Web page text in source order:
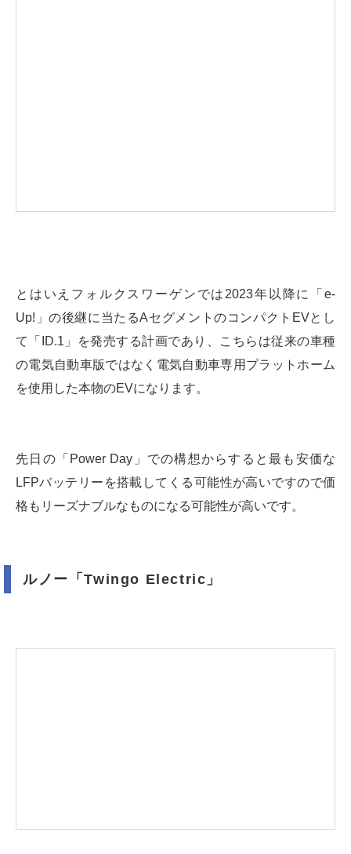
とはいえフォルクスワーゲンでは2023年以降に「e-
Up!」の後継に当たるAセグメントのコンパクトEVとし
て「ID.1」を発売する計画であり、こちらは従来の車種
の電気自動車版ではなく電気自動車専用プラットホーム
を使用した本物のEVになります。
先日の「Power Day」での構想からすると最も安価な
LFPバッテリーを搭載してくる可能性が高いですので価
格もリーズナブルなものになる可能性が高いです。
ルノー「Twingo Electric」